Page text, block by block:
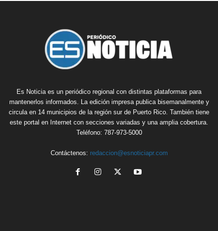
Es Noticia es un periódico regional con distintas plataformas para
mantenerlos informados. La edición impresa publica bisemanalmente y
circula en 14 municipios de la región sur de Puerto Rico. También tiene
este portal en Internet con secciones variadas y una amplia cobertura.
Teléfono: 787-973-5000
Contáctenos: redaccion@esnoticiapr.com